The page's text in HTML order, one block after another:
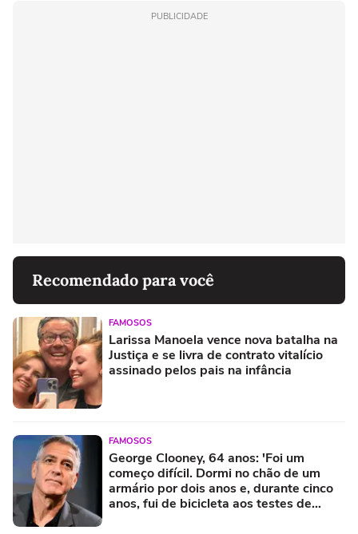
PUBLICIDADE
Recomendado para você
FAMOSOS
Larissa Manoela vence nova batalha na
Justiça e se livra de contrato vitalício
assinado pelos pais na infância
FAMOSOS
George Clooney, 64 anos: 'Foi um
começo difícil. Dormi no chão de um
armário por dois anos e, durante cinco
anos, fui de bicicleta aos testes de